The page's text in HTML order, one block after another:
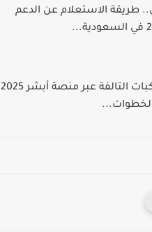
الاستعلام عن الدعم
إسقاط المركبات التالفة عبر منصة أبشر 2025